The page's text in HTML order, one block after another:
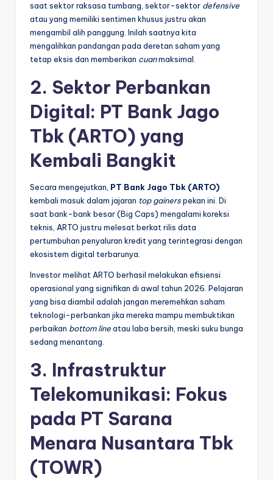
saat sektor raksasa tumbang, sektor-sektor defensive
atau yang memiliki sentimen khusus justru akan
mengambil alih panggung. Inilah saatnya kita
mengalihkan pandangan pada deretan saham yang
tetap eksis dan memberikan cuanmaksimal.
2. Sektor Perbankan
Digital: PT Bank Jago
Tbk (ARTO) yang
Kembali Bangkit
Secara mengejutkan, PT Bank Jago Tbk (ARTO)
kembali masuk dalam jajaran top gainerspekan ini. Di
saat bank-bank besar (Big Caps) mengalami koreksi
teknis, ARTO justru melesat berkat rilis data
pertumbuhan penyaluran kredit yang terintegrasi dengan
ekosistem digital terbarunya.
Investor melihat ARTO berhasil melakukan efisiensi
operasional yang signifikan di awal tahun 2026. Pelajaran
yang bisa diambil adalah jangan meremehkan saham
teknologi-perbankan jika mereka mampu membuktikan
perbaikan bottom lineatau laba bersih, meski suku bunga
sedang menantang.
3. Infrastruktur
Telekomunikasi: Fokus
pada PT Sarana
Menara Nusantara Tbk
(TOWR)